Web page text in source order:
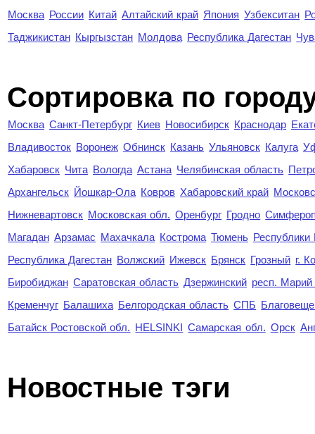
Москва России Китай Алтайский край Япония Узбекситан
Таджикистан Кыргызстан Молдова Республика Дагестан
Cортировка по
Москва Санкт-Петербург Киев Новосибирск Краснодар
Владивосток Воронеж Обнинск Казань Ульяновск Калуга
Хабаровск Чита Вологда Астана Челябинская область
Архангельск Йошкар-Ола Ковров Хабаровский край
Нижневартовск Московская обл. Оренбург Гродно
Магадан Арзамас Махачкала Кострома Тюмень Республики
Республика Дагестан Волжский Ижевск Брянск Грозный г.
Биробиджан Саратовская область Дзержинский респ.
Кременчуг Балашиха Белгородская область СПБ
Батайск Ростовской обл. HELSINKI Самарская обл. Орск
Новостные тэги